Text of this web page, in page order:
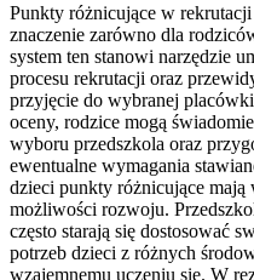
Punkty różnicujące w
znaczenie zarówno dla
system ten stanowi narzędzie
procesu rekrutacji oraz
przyjęcie do wybranej
oceny, rodzice mogą
wyboru przedszkola oraz
ewentualne wymagania
dzieci punkty różnicujące mają
możliwości rozwoju.
często starają się dostosować
potrzeb dzieci z różnych
wzajemnemu uczeniu się. W